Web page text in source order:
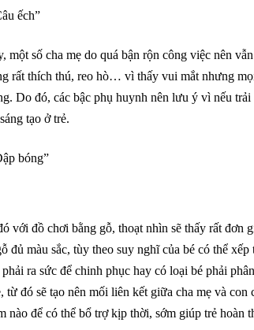
ếch”
một số cha mẹ do quá bận rộn công việc nên
rất thích thú, reo hò… vì thấy vui mắt nhưng
Do đó, các bậc phụ huynh nên lưu ý vì nếu
tạo ở trẻ.
bóng”
với đồ chơi bằng gỗ, thoạt nhìn sẽ thấy rất đơn
đủ màu sắc, tùy theo suy nghĩ của bé có thể
ra sức để chinh phục hay có loại bé phải
từ đó sẽ tạo nên mối liên kết giữa cha mẹ và
nào để có thể bổ trợ kịp thời, sớm giúp trẻ hoàn